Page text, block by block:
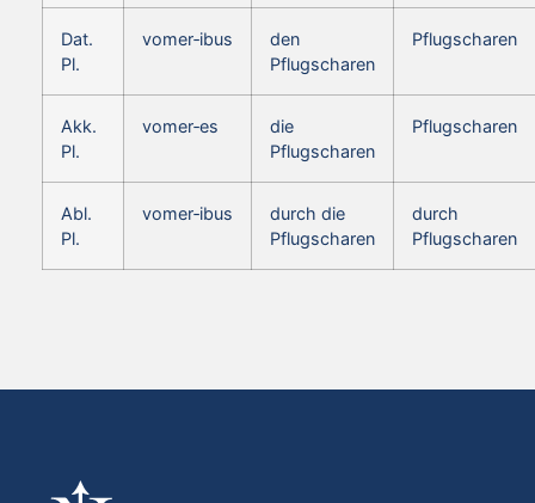
Dat.
Pl.
vomer‑ibus
den
Pflugscharen
Pflugscharen
Akk.
Pl.
vomer‑es
die
Pflugscharen
Pflugscharen
Abl.
Pl.
vomer‑ibus
durch die
Pflugscharen
durch
Pflugscharen